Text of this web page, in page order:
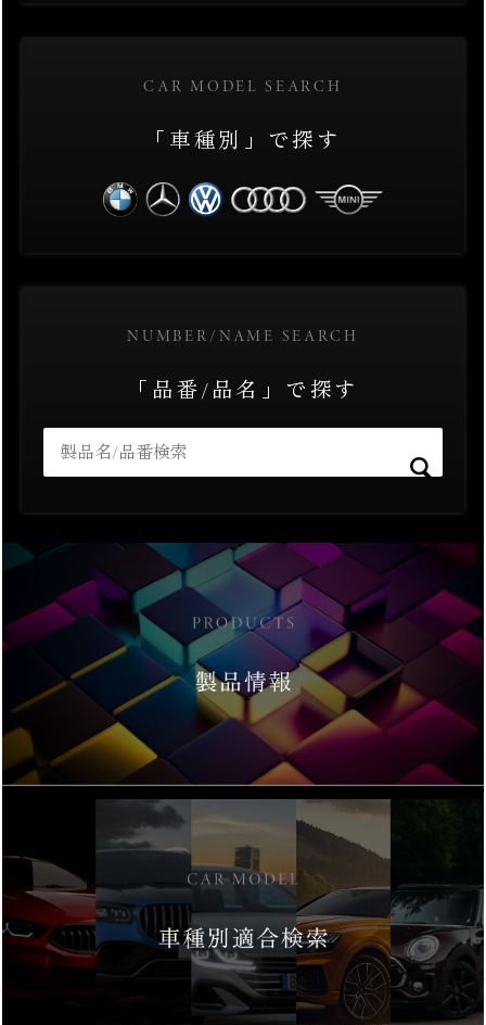
CAR MODEL SEARCH
「車種別」で探す
NUMBER/NAME SEARCH
「品番/品名」で探す